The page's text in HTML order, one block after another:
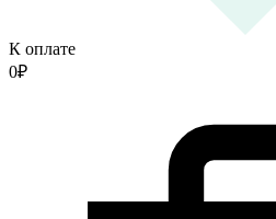
К оплате
0₽